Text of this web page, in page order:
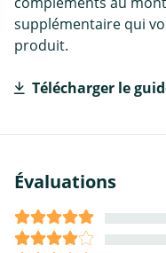
supplémentaire qui
produit.
Télécharger le
Évaluations